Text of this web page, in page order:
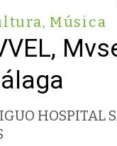
, Música
HOSPITAL